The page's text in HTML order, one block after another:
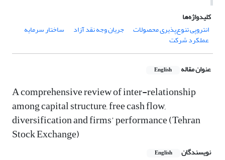
کلیدواژه‌ها
انتروپی تنوع‌پذیری محصولات
جریان وجه نقد آزاد ساختار سرمایه
عملکرد شرکت
عنوان مقاله English
A comprehensive review of inter-relationship
among capital structure, free cash flow,
diversification and firms’ performance (Tehran
Stock Exchange)
نویسندگان English